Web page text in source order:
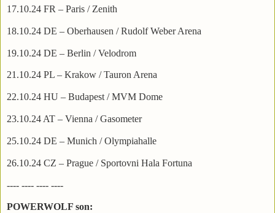
17.10.24 FR – Paris / Zenith
18.10.24 DE – Oberhausen / Rudolf Weber Arena
19.10.24 DE – Berlin / Velodrom
21.10.24 PL – Krakow / Tauron Arena
22.10.24 HU – Budapest / MVM Dome
23.10.24 AT – Vienna / Gasometer
25.10.24 DE – Munich / Olympiahalle
26.10.24 CZ – Prague / Sportovni Hala Fortuna
---- ---- ---- ----
POWERWOLF son: